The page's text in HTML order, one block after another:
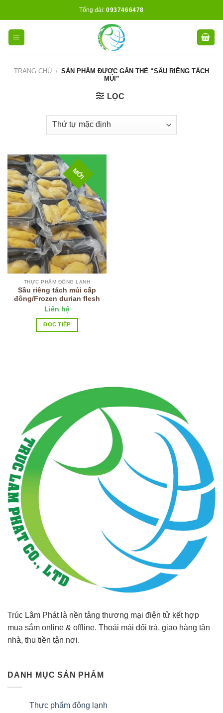
to
content
Tổng đài: 0937466478
TRANG CHỦ / SẢN PHẨM ĐƯỢC GẮN THẺ “SẦU RIÊNG TÁCH
MÚI”
LỌC
MỚI
THỰC PHẨM ĐÔNG LẠNH
Sầu riêng tách múi cấp
đông/Frozen durian flesh
Liên hệ
ĐỌC TIẾP
Trúc Lâm Phát là nền tảng thương mại điện tử kết hợp
mua sắm online & offline. Thoải mái đổi trả, giao hàng tận
nhà, thu tiền tận nơi.
DANH MỤC SẢN PHẨM
Thực phẩm đông lạnh